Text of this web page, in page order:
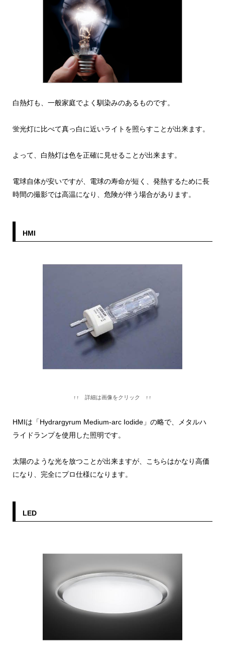
白熱灯も、一般家庭でよく馴染みのあるものです。
蛍光灯に比べて真っ白に近いライトを照らすことが出来ます。
よって、白熱灯は色を正確に見せることが出来ます。
電球自体が安いですが、電球の寿命が短く、発熱するために長
時間の撮影では高温になり、危険が伴う場合があります。
HMI
↑↑ 詳細は画像をクリック ↑↑
HMIは「Hydrargyrum Medium-arc Iodide」の略で、メタルハ
ライドランプを使用した照明です。
太陽のような光を放つことが出来ますが、こちらはかなり高価
になり、完全にプロ仕様になります。
LED